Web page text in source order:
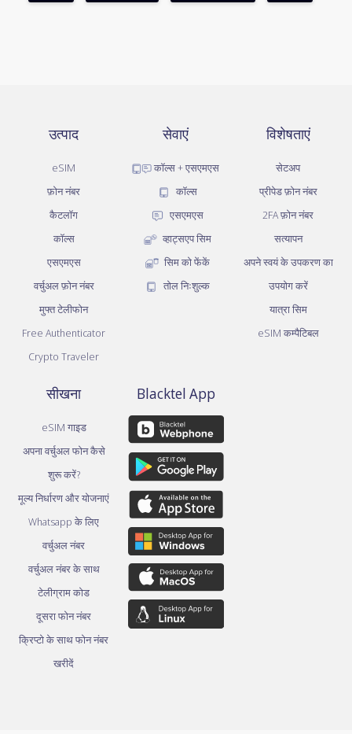
उत्पाद
eSIM
फ़ोन नंबर
कैटलॉग
कॉल्स
एसएमएस
वर्चुअल फ़ोन नंबर
मुफ्त टेलीफोन
Free Authenticator
Crypto Traveler
सेवाएं
कॉल्स + एसएमएस
कॉल्स
एसएमएस
व्हाट्सएप सिम
सिम को फेंकें
तोल निःशुल्क
विशेषताएं
सेटअप
प्रीपेड फ़ोन नंबर
2FA फ़ोन नंबर
सत्यापन
अपने स्वयं के उपकरण का
उपयोग करें
यात्रा सिम
eSIM कम्पैटिबल
सीखना
eSIM गाइड
अपना वर्चुअल फोन कैसे
शुरू करें?
मूल्य निर्धारण और योजनाएं
Whatsapp के लिए
वर्चुअल नंबर
वर्चुअल नंबर के साथ
टेलीग्राम कोड
दूसरा फोन नंबर
क्रिप्टो के साथ फोन नंबर
खरीदें
Blacktel App